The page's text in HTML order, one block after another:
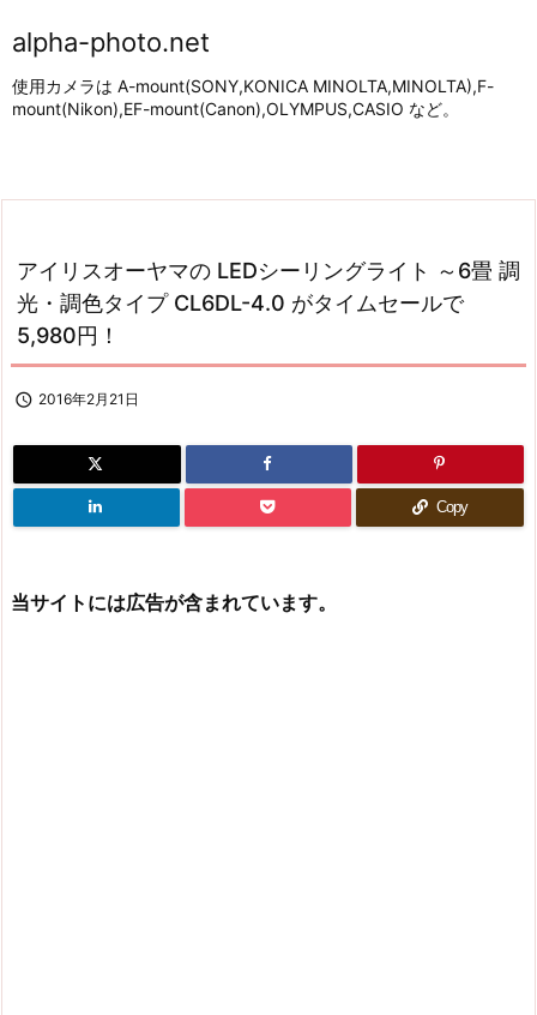
alpha-photo.net
使用カメラは A-mount(SONY,KONICA MINOLTA,MINOLTA),F-
mount(Nikon),EF-mount(Canon),OLYMPUS,CASIO など。
アイリスオーヤマの LEDシーリングライト ～6畳 調
光・調色タイプ CL6DL-4.0 がタイムセールで
5,980円！
 2016年2月21日
Copy
当サイトには広告が含まれています。